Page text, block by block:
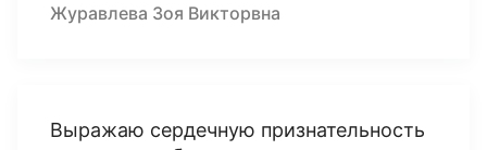
Журавлева Зоя Викторвна
Выражаю сердечную признательность